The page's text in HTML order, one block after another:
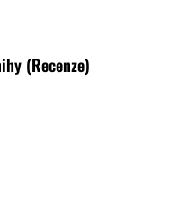
(Recenze)